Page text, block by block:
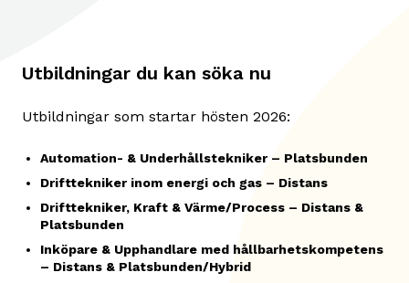
Utbildningar du kan söka nu
Utbildningar som startar hösten 2026:
Automation- & Underhållstekniker – Platsbunden
Drifttekniker inom energi och gas – Distans
Drifttekniker, Kraft & Värme/Process – Distans &
Platsbunden
Inköpare & Upphandlare med hållbarhetskompetens
– Distans & Platsbunden/Hybrid